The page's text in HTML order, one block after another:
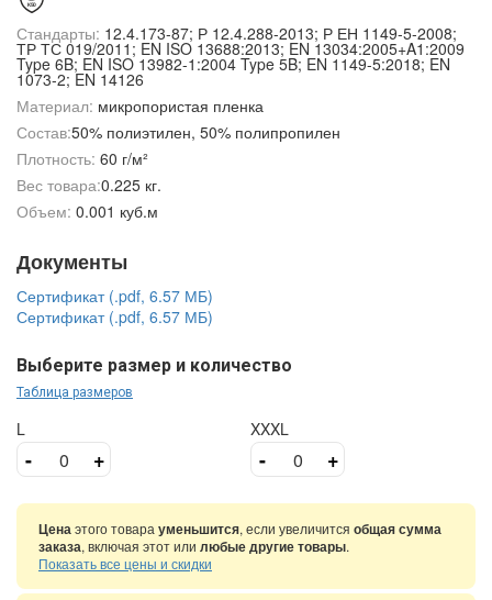
Стандарты: 12.4.173-87; Р 12.4.288-2013; Р ЕН 1149-5-2008;
ТР ТС 019/2011; EN ISO 13688:2013; EN 13034:2005+A1:2009
Type 6B; EN ISO 13982-1:2004 Type 5B; EN 1149-5:2018; EN
1073-2; EN 14126
Материал: микропористая пленка
Состав:50% полиэтилен, 50% полипропилен
Плотность: 60 г/м²
Вес товара:0.225 кг.
Объем: 0.001 куб.м
Документы
Сертификат (.pdf, 6.57 МБ)
Сертификат (.pdf, 6.57 МБ)
Выберите размер и количество
Таблица размеров
L
- +
XXXL
- +
Ценаэтого товара уменьшится, если увеличится общая сумма
заказа, включая этот или любые другие товары.
Показать все цены и скидки